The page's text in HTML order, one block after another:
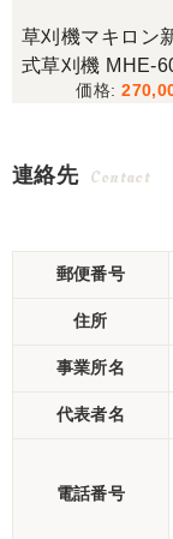
草刈機マキロン
式草刈機 MHE-
アシスト機能付
連絡先 Contact
郵便番号
住所
事業所名
代表者名
電話番号